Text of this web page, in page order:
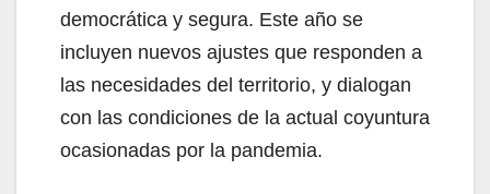
democrática y segura. Este año se
incluyen nuevos ajustes que responden a
las necesidades del territorio, y dialogan
con las condiciones de la actual coyuntura
ocasionadas por la pandemia.